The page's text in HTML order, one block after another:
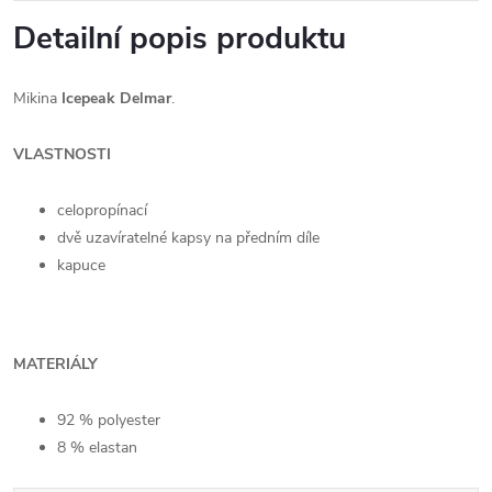
Detailní popis produktu
Mikina Icepeak Delmar.
VLASTNOSTI
celopropínací
dvě uzavíratelné kapsy na předním díle
kapuce
MATERIÁLY
92 % polyester
8 % elastan